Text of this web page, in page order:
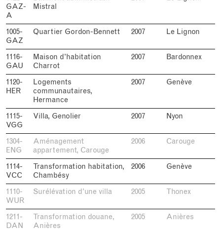
GAZ-
A
Mistral
1005-
GAZ
Quartier Gordon-Bennett 2007 Le Lignon
1116-
GAU
Maison d’habitation
Charrot
2007 Bardonnex
1120-
HER
Logements
communautaires,
Hermance
2007 Genève
1115-
VGG
Villa, Genolier 2007 Nyon
1304-
ENG
Aménagement
appartement, Carouge
2006 Carouge
1114-
VCC
Transformation habitation,
Chambésy
2006 Genève
1110-
WUR
Surélévation d’une villa 2005 Thonex
1211-
DAN
Transformation douane,
Anières
2005 Anières